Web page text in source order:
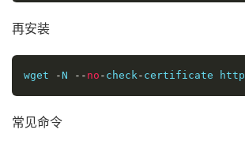
再安装
wget
-N -- no - check- certificate
常见命令